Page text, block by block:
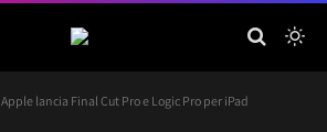
Apple lancia Final Cut Pro e Logic Pro per iPad